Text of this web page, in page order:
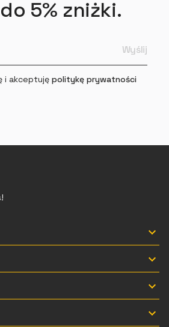
5% zniżki.
i akceptuję politykę prywatności



